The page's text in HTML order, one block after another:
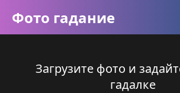
Фото гадание
Загрузите фото и
гадалке